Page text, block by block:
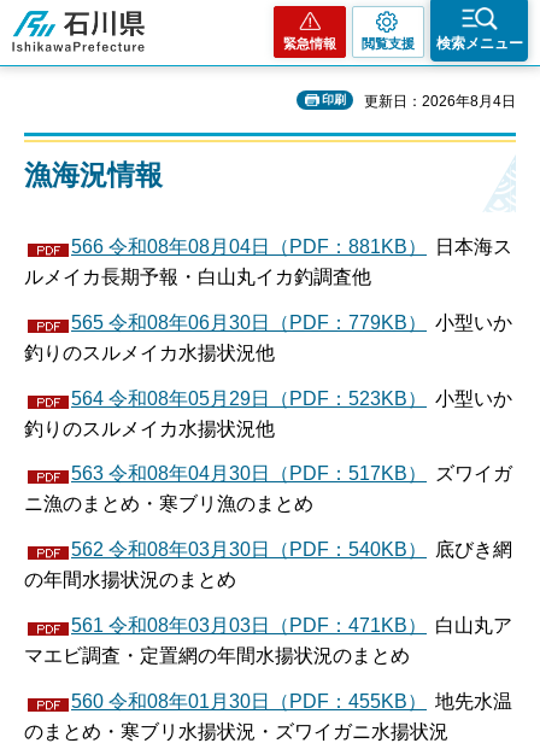
石川県
緊急情報 閲覧支援 検索メニュー
印刷 更新日：2026年8月4日
漁海況情報
566 令和08年08月04日（PDF：881KB）
日本海ス
ルメイカ長期予報・白山丸イカ釣調査他
565 令和08年06月30日（PDF：779KB）
小型いか
釣りのスルメイカ水揚状況他
564 令和08年05月29日（PDF：523KB）
小型いか
釣りのスルメイカ水揚状況他
563 令和08年04月30日（PDF：517KB）
ズワイガ
ニ漁のまとめ・寒ブリ漁のまとめ
562 令和08年03月30日（PDF：540KB）
底びき網
の年間水揚状況のまとめ
561 令和08年03月03日（PDF：471KB）
白山丸ア
マエビ調査・定置網の年間水揚状況のまとめ
560 令和08年01月30日（PDF：455KB）
地先水温
のまとめ・寒ブリ水揚状況・ズワイガニ水揚状況